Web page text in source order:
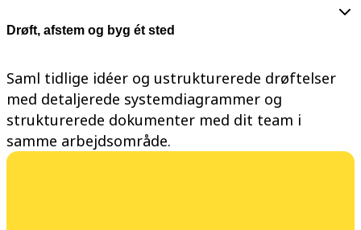
Tabeller
Docs
Udvalgt
Udforsk AI-håndbøger
Gå på opdagelse i Miroverse
Generelt
Diagramming
Workshops
Drøft, afstem og byg ét sted
Saml tidlige idéer og ustrukturerede drøftelser
med detaljerede systemdiagrammer og
strukturerede dokumenter med dit team i
samme arbejdsområde.